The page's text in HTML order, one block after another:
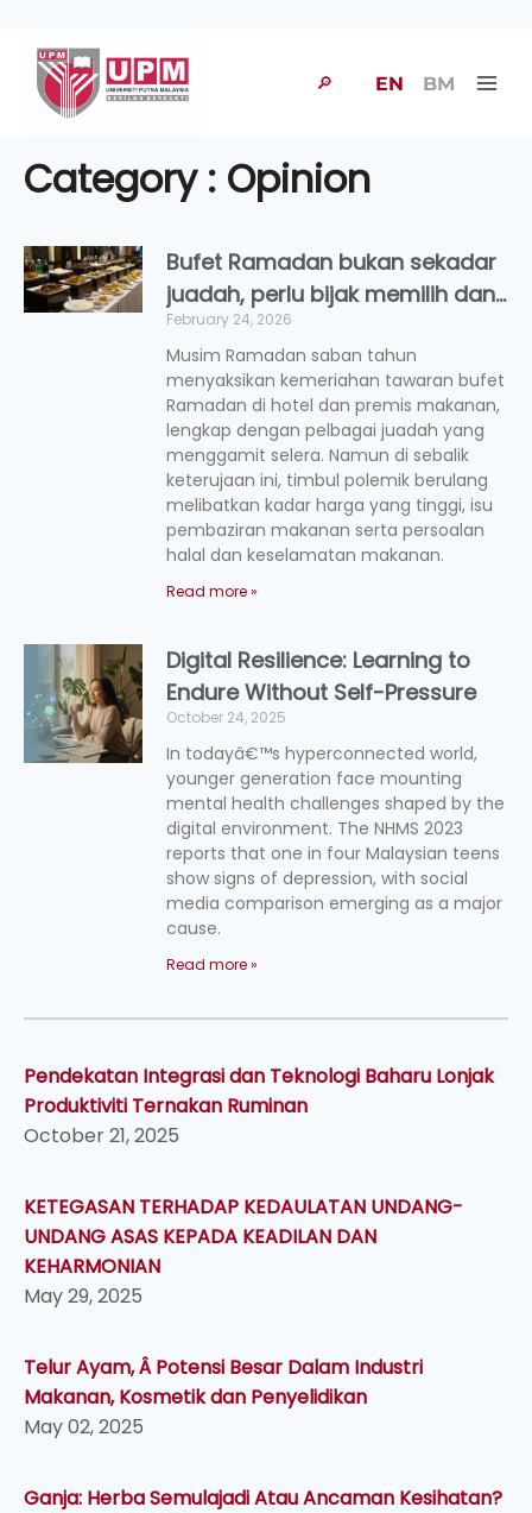
🔎 EN BM
Category : Opinion
Bufet Ramadan bukan sekadar
juadah, perlu bijak memilih dan
selamat menikmati
February 24, 2026
Musim Ramadan saban tahun
menyaksikan kemeriahan tawaran bufet
Ramadan di hotel dan premis makanan,
lengkap dengan pelbagai juadah yang
menggamit selera. Namun di sebalik
keterujaan ini, timbul polemik berulang
melibatkan kadar harga yang tinggi, isu
pembaziran makanan serta persoalan
halal dan keselamatan makanan.
Read more »
Digital Resilience: Learning to
Endure Without Self-Pressure
October 24, 2025
In todayâ€™s hyperconnected world,
younger generation face mounting
mental health challenges shaped by the
digital environment. The NHMS 2023
reports that one in four Malaysian teens
show signs of depression, with social
media comparison emerging as a major
cause.
Read more »
Pendekatan Integrasi dan Teknologi Baharu Lonjak
Produktiviti Ternakan Ruminan
October 21, 2025
KETEGASAN TERHADAP KEDAULATAN UNDANG-
UNDANG ASAS KEPADA KEADILAN DAN
KEHARMONIAN
May 29, 2025
Telur Ayam, Â Potensi Besar Dalam Industri
Makanan, Kosmetik dan Penyelidikan
May 02, 2025
Ganja: Herba Semulajadi Atau Ancaman Kesihatan?